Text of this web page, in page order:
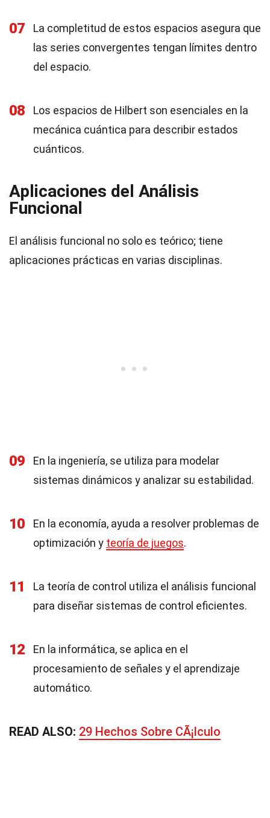
07
La completitud de estos espacios asegura que
las series convergentes tengan límites dentro
del espacio.
08
Los espacios de Hilbert son esenciales en la
mecánica cuántica para describir estados
cuánticos.
Aplicaciones del Análisis
Funcional
El análisis funcional no solo es teórico; tiene
aplicaciones prácticas en varias disciplinas.
09
En la ingeniería, se utiliza para modelar
sistemas dinámicos y analizar su estabilidad.
10
En la economía, ayuda a resolver problemas de
optimización y teoría de juegos.
11
La teoría de control utiliza el análisis funcional
para diseñar sistemas de control eficientes.
12
En la informática, se aplica en el
procesamiento de señales y el aprendizaje
automático.
READ ALSO: 29 Hechos Sobre CÃ¡lculo